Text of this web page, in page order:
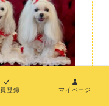
登録 マイページ